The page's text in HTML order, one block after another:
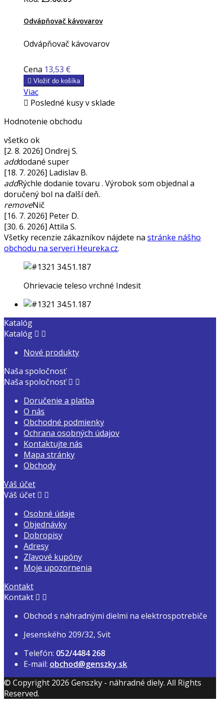
Odvápňovač kávovarov
Odvápňovač kávovarov
Cena 13,53 €
 Vložiť do košíka
Viac
 Posledné kusy v sklade
Hodnotenie obchodu
všetko ok
[2. 8. 2026] Ondrej S.
adddodané super
[18. 7. 2026] Ladislav B.
addRýchle dodanie tovaru . Výrobok som objednal a
doručený bol na ďalší deň.
removeNič
[16. 7. 2026] Peter D.
[30. 6. 2026] Attila S.
Všetky recenzie zákazníkov nájdete na stránke nášho
obchodu na serveri Heureka.cz.
Ohrievacie teleso vrchné Indesit
Katalóg
Katalóg  
Nové produkty
Naša spoločnosť
Naša spoločnosť  
Doručenie a platba
O nás
Obchodné podmienky
Ochrana osobných údajov
Kontaktujte nás
Mapa stránky
Obchody
Váš účet
Váš účet  
Osobné údaje
Objednávky
Dobropisy
Adresy
Zľavové kupóny
Moje upozornenia
Kontakt
Kontakt  
Obchod s náhradnými dielmi na elektrospotrebiče
Jesenského 209/32, Svit
Telefón: 052/4484 268
E-mail: obchod@genszky.sk
© Copyright 2026 Genszky - náhradné diely. All Rights
Reserved.